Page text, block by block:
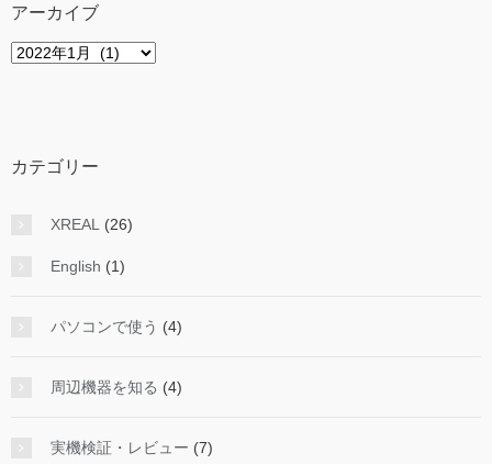
アーカイブ
ア
カテゴリー
XREAL (26)
English (1)
パソコンで使う (4)
周辺機器を知る (4)
実機検証・レビュー (7)